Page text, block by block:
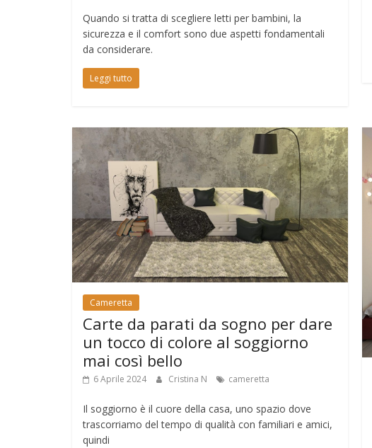
Quando si tratta di scegliere letti per bambini, la
sicurezza e il comfort sono due aspetti fondamentali
da considerare.
Leggi tutto
Cameretta
Carte da parati da sogno per dare
un tocco di colore al soggiorno
mai così bello
6 Aprile 2024 Cristina N cameretta
Il soggiorno è il cuore della casa, uno spazio dove
trascorriamo del tempo di qualità con familiari e amici,
quindi